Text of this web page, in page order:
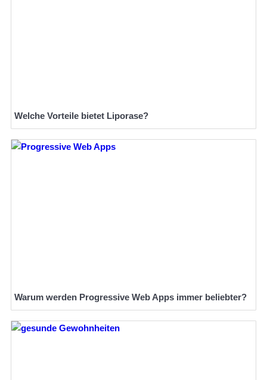
Welche Vorteile bietet Liporase?
Warum werden Progressive Web Apps immer beliebter?